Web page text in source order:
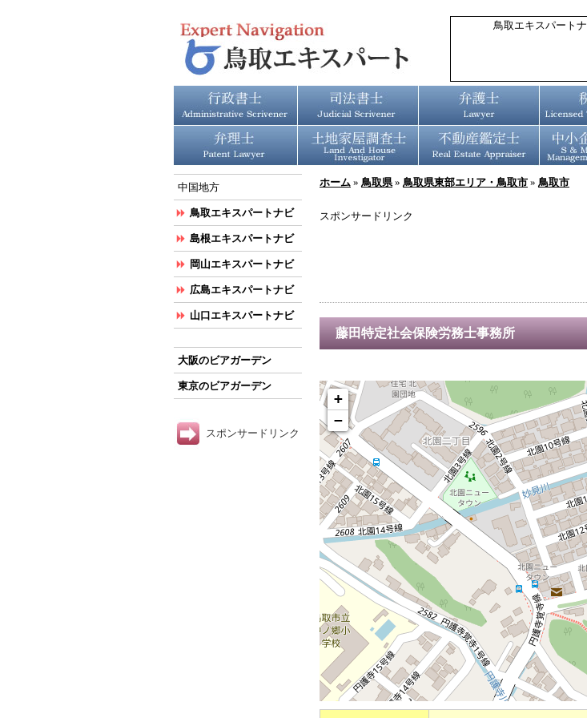
鳥取エキスパート
ホーム » 鳥取県» 鳥取県東部エリア・鳥取市 » 鳥取市
スポンサードリンク
藤田特定社会保険労務士事務所
+
−
中国地方
鳥取エキスパートナビ
島根エキスパートナビ
岡山エキスパートナビ
広島エキスパートナビ
山口エキスパートナビ
大阪のビアガーデン
東京のビアガーデン
スポンサードリンク